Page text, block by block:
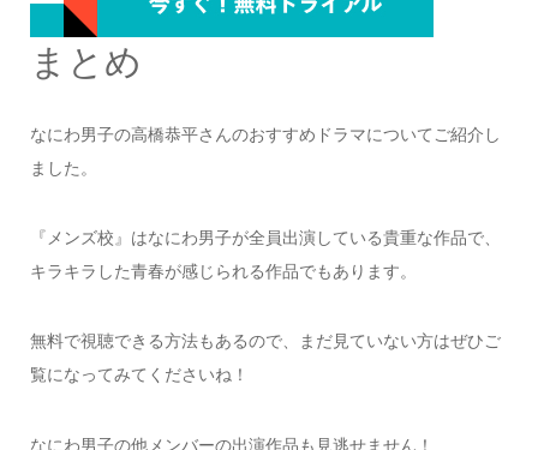
まとめ
なにわ男子の高橋恭平さんのおすすめドラマについてご紹介し
ました。
『メンズ校』はなにわ男子が全員出演している貴重な作品で、
キラキラした青春が感じられる作品でもあります。
無料で視聴できる方法もあるので、まだ見ていない方はぜひご
覧になってみてくださいね！
なにわ男子の他メンバーの出演作品も見逃せません！